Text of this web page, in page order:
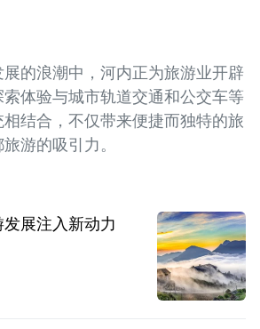
的浪潮中，河内正为旅游业开辟
体验与城市轨道交通和公交车等
结合，不仅带来便捷而独特的旅
游的吸引力。
展注入新动力